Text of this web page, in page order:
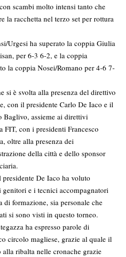
scambi molto intensi tanto che
la racchetta nel terzo set per rottura
Urgesi ha superato la coppia Giulia
per 6-3 6-2, e la coppia
la coppia Nosei/Romano per 4-6 7-
si è svolta alla presenza del direttivo
con il presidente Carlo De Iaco e il
assieme ai direttivi
FIT, con i presidenti Francesco
oltre alla presenza dei
della città e dello sponsor
De Iaco ha voluto
e i tecnici accompagnatori
di formazione, sia personale che
si sono visti in questo torneo.
ha espresso parole di
circolo magliese, grazie al quale il
ribalta nelle cronache grazie